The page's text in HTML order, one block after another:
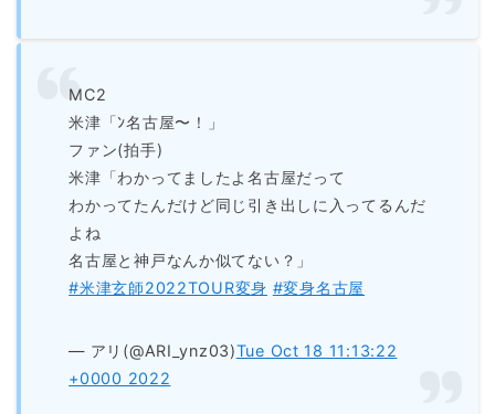
MC2
米津「ﾝ名古屋〜！」
ファン(拍手)
米津「わかってましたよ名古屋だって
わかってたんだけど同じ引き出しに入ってるんだ
よね
名古屋と神戸なんか似てない？」
#米津玄師2022TOUR変身 #変身名古屋
— アリ(@ARI_ynz03)Tue Oct 18 11:13:22
+0000 2022